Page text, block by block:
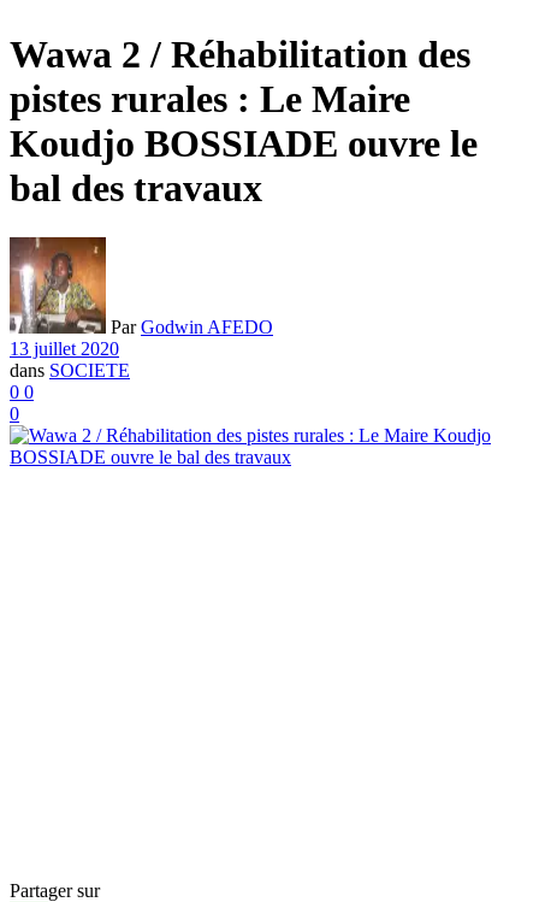
Wawa 2 / Réhabilitation des
pistes rurales : Le Maire
Koudjo BOSSIADE ouvre le
bal des travaux
Par Godwin AFEDO
13 juillet 2020
dans SOCIETE
0 0
0
Partager sur